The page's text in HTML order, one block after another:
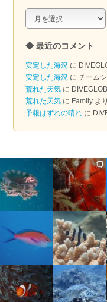
◆
ア
カ
イ
ブ
◆ 最近のコメント
安定した海況 に
安定した海況 にチーム
荒れた天気 に
荒れた天気 に Family より
予報はずれの晴れ に